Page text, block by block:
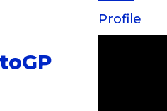
Profile